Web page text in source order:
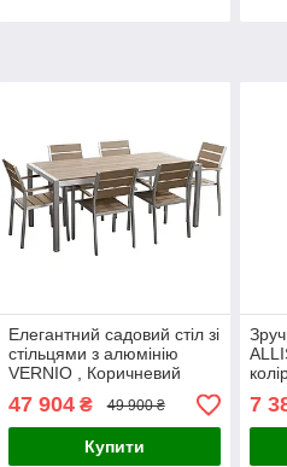
Елегантний садовий стіл зі
стільцями з алюмінію
VERNIO , Коричневий
колір
47 904₴ 49 900 ₴
Купити
7